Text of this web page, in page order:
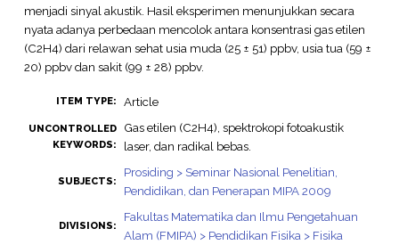
menjadi sinyal akustik. Hasil eksperimen menunjukkan secara
nyata adanya perbedaan mencolok antara konsentrasi gas etilen
(C2H4) dari relawan sehat usia muda (25 ± 51) ppbv, usia tua (59 ±
20) ppbv dan sakit (99 ± 28) ppbv.
ITEM TYPE: Article
UNCONTROLLED
KEYWORDS:
Gas etilen (C2H4), spektrokopi fotoakustik
laser, dan radikal bebas.
SUBJECTS:
Prosiding > Seminar Nasional Penelitian,
Pendidikan, dan Penerapan MIPA 2009
DIVISIONS:
Fakultas Matematika dan Ilmu Pengetahuan
Alam (FMIPA) > Pendidikan Fisika > Fisika